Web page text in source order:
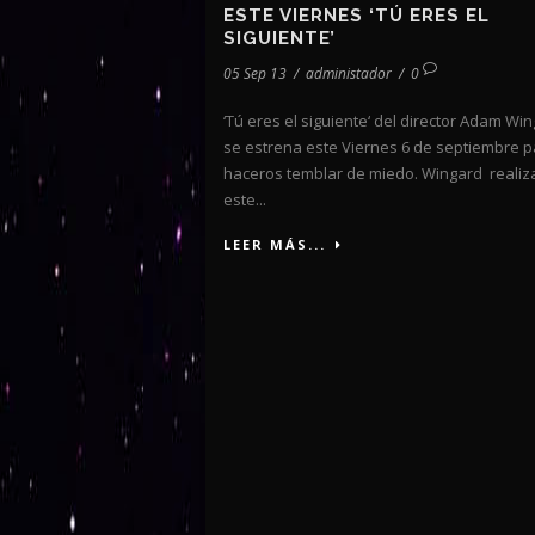
ESTE VIERNES ‘TÚ ERES EL
SIGUIENTE’
05 Sep 13 / administador / 0
‘Tú eres el siguiente‘ del director Adam
se estrena este Viernes 6 de septiembre
haceros temblar de miedo. Wingard
este...
LEER MÁS...